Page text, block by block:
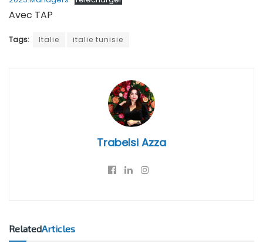
Avec TAP
Tags: Italie italie tunisie
Trabelsi Azza
RelatedArticles